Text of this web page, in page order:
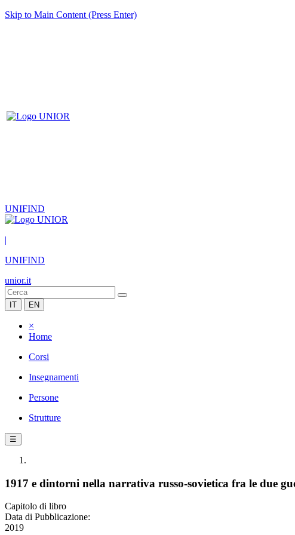
Skip to Main Content (Press Enter)
UNIFIND
|
UNIFIND
unior.it
IT EN
×
Home
Corsi
Insegnamenti
Persone
Strutture
☰
1917 e dintorni nella narrativa russo-sovietica fra le due
Capitolo di libro
Data di Pubblicazione:
2019